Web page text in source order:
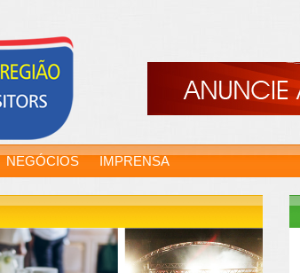
NEGÓCIOS IMPRENSA